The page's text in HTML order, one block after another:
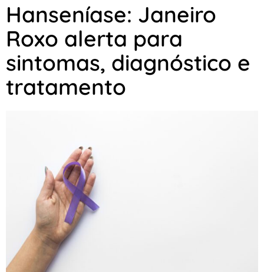
Hanseníase: Janeiro
Roxo alerta para
sintomas, diagnóstico e
tratamento